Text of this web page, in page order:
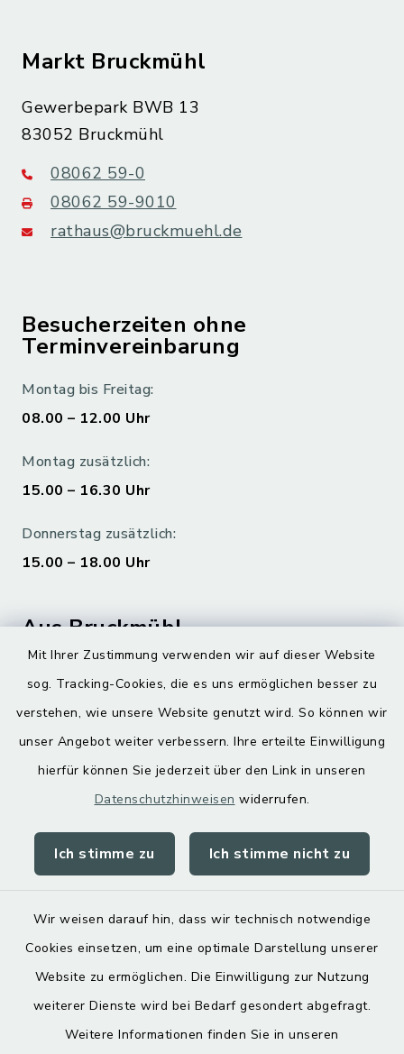
Mit Ihrer Zustimmung verwenden wir auf dieser Website
sog. Tracking-Cookies, die es uns ermöglichen besser zu
verstehen, wie unsere Website genutzt wird. So können wir
unser Angebot weiter verbessern. Ihre erteilte Einwilligung
hierfür können Sie jederzeit über den Link in unseren
Datenschutzhinweisen widerrufen.
Ich stimme zu Ich stimme nicht zu
Wir weisen darauf hin, dass wir technisch notwendige
Cookies einsetzen, um eine optimale Darstellung unserer
Website zu ermöglichen. Die Einwilligung zur Nutzung
weiterer Dienste wird bei Bedarf gesondert abgefragt.
Weitere Informationen finden Sie in unseren
Markt Bruckmühl
Gewerbepark BWB 13
83052 Bruckmühl
08062 59-0
08062 59-9010
rathaus@bruckmuehl.de
Besucherzeiten ohne
Terminvereinbarung
Montag bis Freitag:
08.00 – 12.00 Uhr
Montag zusätzlich:
15.00 – 16.30 Uhr
Donnerstag zusätzlich:
15.00 – 18.00 Uhr
Aus Bruckmühl
Digitaler Ortsplan
Kontakt
Datenschutz
Impressum
Sitemap